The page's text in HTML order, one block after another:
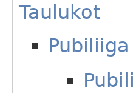
Taulukot
Pubiliiga